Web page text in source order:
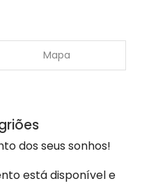
Mapa
dos seus sonhos!
está disponível e